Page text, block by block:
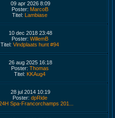
09 apr 2026 8:09
Poster: MarcoB
Titel: Lambiase
10 dec 2018 23:48
Poster: WillemB
Titel: Vindplaats hunt #94
26 aug 2025 16:18
Poster: Thomas
Titel: KKAug4
28 jul 2014 10:19
Poster: dpRide
Spa-Francorchamps 201...